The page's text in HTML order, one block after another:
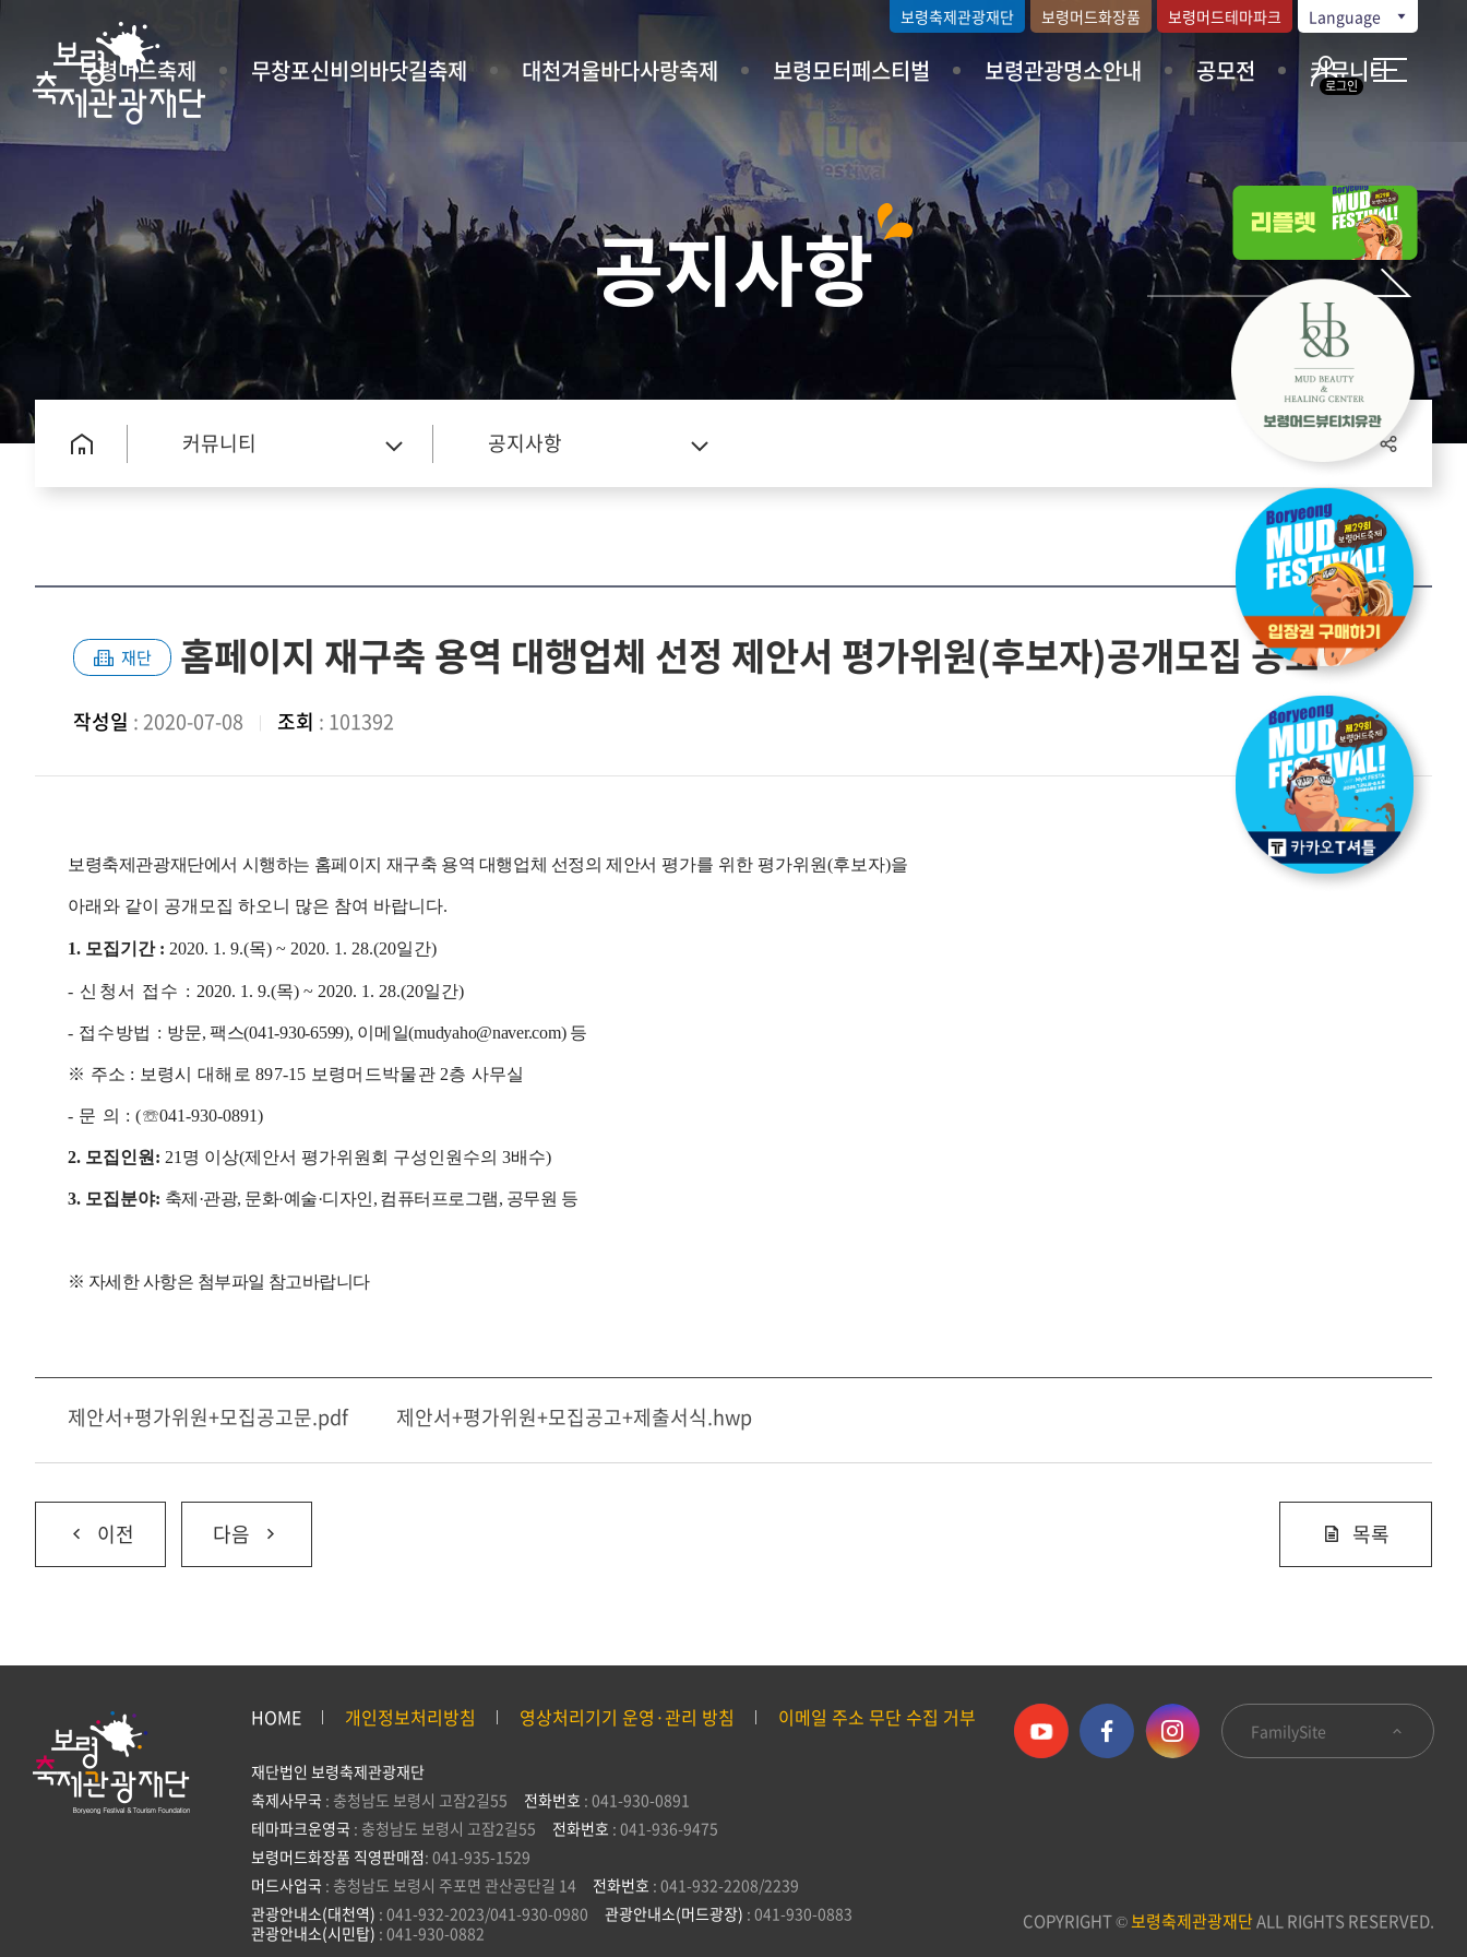
보령머드축제 무창포신비의바닷길축제 대천겨울바다사랑축제 보령모터페스티벌 보령관광명소안내 공모전 커뮤니티
보령축제관광재단 보령머드화장품 보령머드테마파크 Language
로그인
공지사항
커뮤니티 공지사항
재단 홈페이지 재구축 용역 대행업체 선정 제안서 평가위원(후보자)공개모집 공고
작성일 : 2020-07-08 조회 : 101392
보령축제관광재단에서 시행하는 홈페이지 재구축 용역 대행업체 선정의 제안서 평가를 위한 평가위원(후보자)을
아래와 같이 공개모집 하오니 많은 참여 바랍니다.
1. 모집기간 : 2020. 1. 9.(목) ~ 2020. 1. 28.(20일간)
- 신청서 접수 : 2020. 1. 9.(목) ~ 2020. 1. 28.(20일간)
- 접수방법 : 방문, 팩스(041-930-6599), 이메일(mudyaho@naver.com) 등
※ 주소 : 보령시 대해로897-15 보령머드박물관 2층 사무실
- 문 의 : (☏041-930-0891)
2. 모집인원 : 21 명 이상(제안서 평가위원회 구성인원수의 3배수)
3. 모집분야: 축제 ·관광, 문화·예술·디자인, 컴퓨터프로그램, 공무원 등
※ 자세한 사항은 첨부파일 참고바랍니다
제안서+평가위원+모집공고문.pdf 제안서+평가위원+모집공고+제출서식.hwp
이전 다음 목록
HOME 개인정보처리방침 영상처리기기 운영·관리 방침 이메일 주소 무단 수집 거부
재단법인 보령축제관광재단
축제사무국 : 충청남도 보령시 고잠2길55 전화번호 : 041-930-0891
테마파크운영국 : 충청남도 보령시 고잠2길55 전화번호 : 041-936-9475
보령머드화장품 직영판매점: 041-935-1529
머드사업국 : 충청남도 보령시 주포면 관산공단길 14 전화번호 : 041-932-2208/2239
관광안내소(대천역) : 041-932-2023/041-930-0980 관광안내소(머드광장) : 041-930-0883
관광안내소(시민탑) : 041-930-0882
FamilySite
COPYRIGHT ©보령축제관광재단ALL RIGHTS RESERVED.